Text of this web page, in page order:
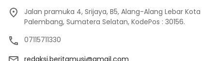
Jalan pramuka 4, Srijaya, B5, Alang-Alang Lebar Kota
Palembang, Sumatera Selatan, KodePos : 30156.
07115711330
redaksi.beritamusi@gmail.com